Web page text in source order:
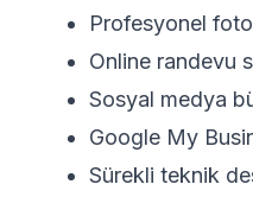
Profesyonel
Online randevu
Sosyal medya
Google My
Sürekli teknik